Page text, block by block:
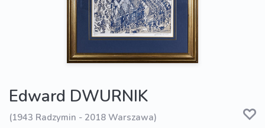
Edward DWURNIK
(1943 Radzymin - 2018 Warszawa)